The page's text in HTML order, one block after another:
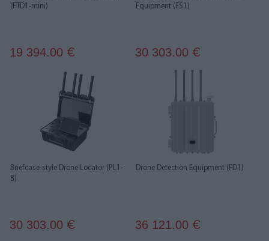
(FTD1-mini)
19 394.00 €
Equipment (FS1)
30 303.00 €
Briefcase-style Drone Locator (PL1-
B)
30 303.00 €
Drone Detection Equipment (FD1)
36 121.00 €